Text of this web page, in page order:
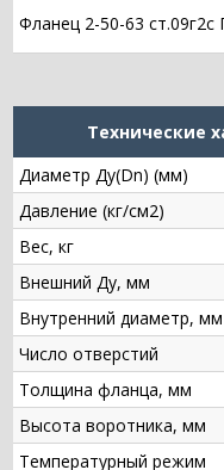
Фланец 2-50-63
Технические
Диаметр Ду(Dn) (мм)
Давление (кг/см2)
Вес, кг
Внешний Ду, мм
Внутренний диаметр, мм
Число отверстий
Толщина фланца, мм
Высота воротника, мм
Температурный режим